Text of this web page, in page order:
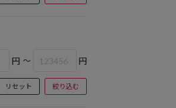
円 ～ 円
リセット 絞り込む